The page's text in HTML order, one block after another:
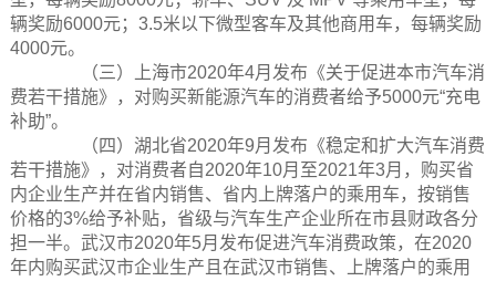
辆奖励6000元；3.5米以下微型客车及其他商用车，每辆奖励
4000元。
（三）上海市2020年4月发布《关于促进本市汽车消
费若干措施》，对购买新能源汽车的消费者给予5000元“充电
补助”。
（四）湖北省2020年9月发布《稳定和扩大汽车消费
若干措施》，对消费者自2020年10月至2021年3月，购买省
内企业生产并在省内销售、省内上牌落户的乘用车，按销售
价格的3%给予补贴，省级与汽车生产企业所在市县财政各分
担一半。武汉市2020年5月发布促进汽车消费政策，在2020
年内购买武汉市企业生产且在武汉市销售、上牌落户的乘用